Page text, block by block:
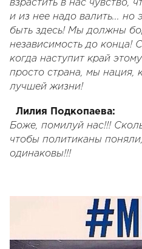
взрастить в нас чувство,
и из нее надо валить...
быть здесь! Мы должны
независимость до конца!
когда наступит край
просто страна, мы нация,
лучшей жизни!
Лилия Подкопаева:
Боже, помилуй нас!!!
чтобы политиканы
одинаковы!!!